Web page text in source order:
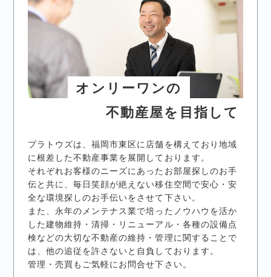
オンリーワンの
不動産屋を目指して
プラトウズは、福岡市東区に店舗を構えており地域
に根差した不動産事業を展開しております。
それぞれお客様のニーズにあったお部屋探しのお手
伝と共に、毎日笑顔が絶えない移住空間で安心・安
全な環境探しのお手伝いをさせて下さい。
また、永年のメンテナス業で培ったノウハウを活か
した建物維持・清掃・リニューアル・各種の設備点
検などの大切な不動産の維持・管理に関することで
は、他の追従を許さないと自負しております。
管理・売買もご気軽にお問合せ下さい。